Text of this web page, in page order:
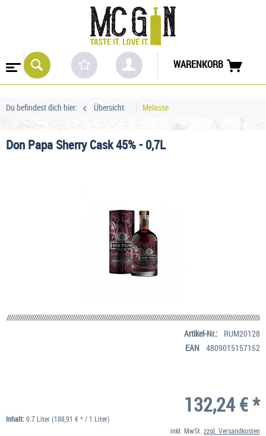
WARENKORB
Du befindest dich hier: Übersicht Melasse
Don Papa Sherry Cask 45% - 0,7L
Artikel-Nr.:
RUM20128
EAN
4809015157152
132,24 € *
Inhalt:0.7 Liter (188,91 € * / 1 Liter)
inkl. MwSt. zzgl. Versandkosten